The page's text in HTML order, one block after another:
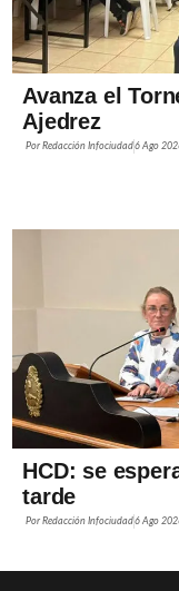
Avanza el
Ajedrez
PorRedacción Infociudad6 Ago
HCD: se
tarde
PorRedacción Infociudad6 Ago